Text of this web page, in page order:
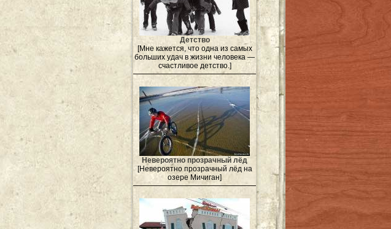
Детство
[Мне кажется, что одна из самых
больших удач в жизни человека —
счастливое детство.]
Невероятно прозрачный лёд
[Невероятно прозрачный лёд на
озере Мичиган]